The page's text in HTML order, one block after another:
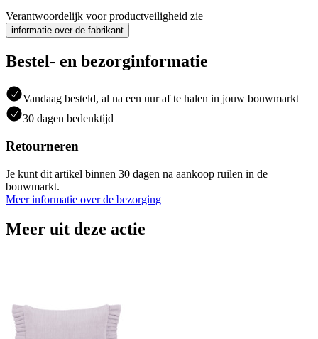
Verantwoordelijk voor productveiligheid zie
informatie over de fabrikant
Bestel- en bezorginformatie
Vandaag besteld, al na een uur af te halen in jouw bouwmarkt
30 dagen bedenktijd
Retourneren
Je kunt dit artikel binnen 30 dagen na aankoop ruilen in de
bouwmarkt.
Meer informatie over de bezorging
Meer uit deze actie